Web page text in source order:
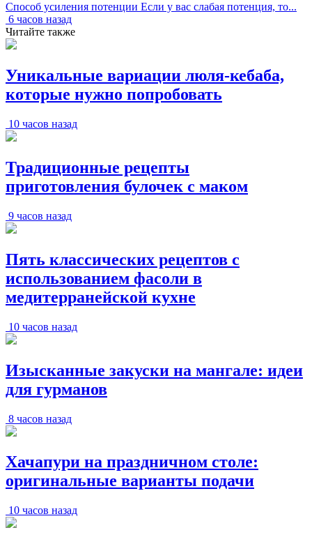
Способ усиления потенции Если у вас слабая потенция, то...
6 часов назад
Читайте также
Уникальные вариации люля-кебаба,
которые нужно попробовать
10 часов назад
Традиционные рецепты
приготовления булочек с маком
9 часов назад
Пять классических рецептов с
использованием фасоли в
медитерранейской кухне
10 часов назад
Изысканные закуски на мангале: идеи
для гурманов
8 часов назад
Хачапури на праздничном столе:
оригинальные варианты подачи
10 часов назад